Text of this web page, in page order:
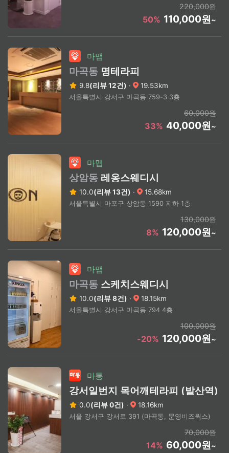
220,000원
50% 110,000원~
마맵
마곡동 명테라피
9.8(리뷰 12건) · 19.53km
서울특별시 강서구 마곡동 759-3 3층
60,000원
33% 40,000원~
마맵
상암동 레옹스웨디시
10.0(리뷰 13건) · 15.68km
서울특별시 마포구 상암동 1590 지하 1층
130,000원
8% 120,000원~
마맵
마곡동 스케치스웨디시
10.0(리뷰 8건) · 18.15km
서울특별시 강서구 마곡동 794 4층
100,000원
-20% 120,000원~
마통
강서일번지 목어깨테라피 (발산역)
0.0(리뷰 0건) · 18.16km
서울 강서구 강서로 391 (마곡동, 문영비즈웍스)
70,000원
14% 60,000원~